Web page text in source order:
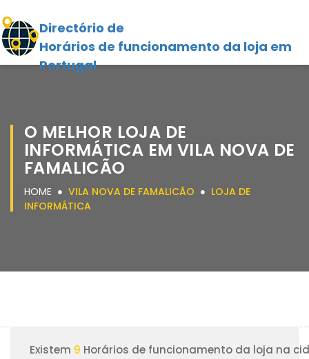
Directório de
Horários de funcionamento da loja em
Portugal
O MELHOR LOJA DE
INFORMÁTICA EM VILA NOVA DE
FAMALICÃO
HOME VILA NOVA DE FAMALICÃO
LOJA DE
INFORMÁTICA
Existem 9 Horários de funcionamento da loja na